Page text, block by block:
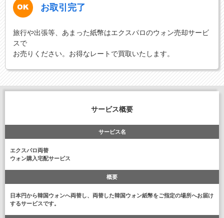
お取引完了
旅行や出張等、あまった紙幣はエクスパロのウォン売却サービ
スで
お売りください。お得なレートで買取いたします。
サービス概要
サービス名
エクスパロ両替
ウォン購入宅配サービス
概要
日本円から韓国ウォンへ両替し、両替した韓国ウォン紙幣をご指定の場所へお届け
するサービスです。